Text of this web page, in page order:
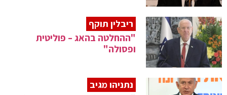
ריבלין תוקף
"ההחלטה בהאג – פוליטית
ופסולה"
נתניהו מגיב